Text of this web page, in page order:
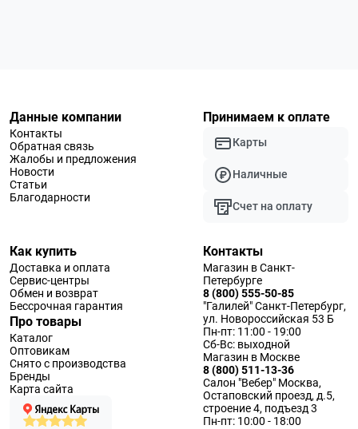
Данные компании
Контакты
Обратная связь
Жалобы и предложения
Новости
Статьи
Благодарности
Принимаем к оплате
Карты
Наличные
Счет на оплату
Как купить
Доставка и оплата
Сервис-центры
Обмен и возврат
Бессрочная гарантия
Про товары
Каталог
Оптовикам
Снято с производства
Бренды
Карта сайта
Контакты
Магазин в Санкт-
Петербурге
8 (800) 555-50-85
"Галилей" Санкт-Петербург,
ул. Новороссийская 53 Б
Пн-пт: 11:00 - 19:00
Сб-Вс: выходной
Магазин в Москве
8 (800) 511-13-36
Салон "Вебер" Москва,
Остаповский проезд, д.5,
строение 4, подъезд 3
Пн-пт: 10:00 - 18:00